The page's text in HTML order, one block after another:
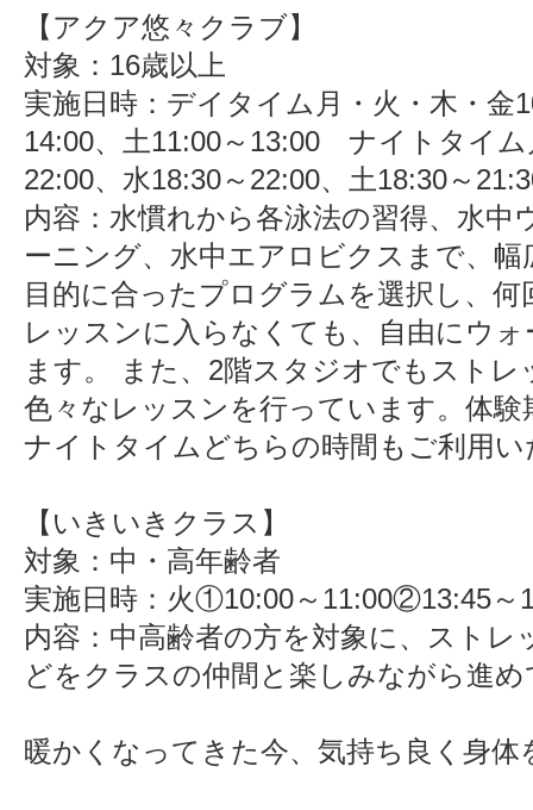
【アクア悠々クラブ】
対象：16歳以上
実施日時：デイタイム月・火・木・金
14:00、土11:00～13:00 ナイトタイム
22:00、水18:30～22:00、土18:30～
内容：水慣れから各泳法の習得、水中
ーニング、水中エアロビクスまで、
目的に合ったプログラムを選択し、
レッスンに入らなくても、自由にウ
ます。 また、2階スタジオでもスト
色々なレッスンを行っています。体
ナイトタイムどちらの時間もご利用
【いきいきクラス】
対象：中・高年齢者
実施日時：火①10:00～11:00②13:45～
内容：中高齢者の方を対象に、ストレ
どをクラスの仲間と楽しみながら進
暖かくなってきた今、気持ち良く身